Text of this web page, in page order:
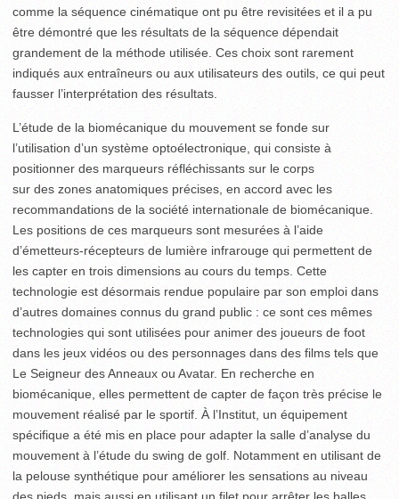
comme la séquence cinématique ont pu être revisitées et il a pu
être démontré que les résultats de la séquence dépendait
grandement de la méthode utilisée. Ces choix sont rarement
indiqués aux entraîneurs ou aux utilisateurs des outils, ce qui peut
fausser l’interprétation des résultats.
L’étude de la biomécanique du mouvement se fonde sur
l’utilisation d’un système optoélectronique, qui consiste à
positionner des marqueurs réfléchissants sur le corps
sur des zones anatomiques précises, en accord avec les
recommandations de la société internationale de biomécanique.
Les positions de ces marqueurs sont mesurées à l’aide
d’émetteurs-récepteurs de lumière infrarouge qui permettent de
les capter en trois dimensions au cours du temps. Cette
technologie est désormais rendue populaire par son emploi dans
d’autres domaines connus du grand public : ce sont ces mêmes
technologies qui sont utilisées pour animer des joueurs de foot
dans les jeux vidéos ou des personnages dans des films tels que
Le Seigneur des Anneaux ou Avatar. En recherche en
biomécanique, elles permettent de capter de façon très précise le
mouvement réalisé par le sportif. À l’Institut, un équipement
spécifique a été mis en place pour adapter la salle d’analyse du
mouvement à l’étude du swing de golf. Notamment en utilisant de
la pelouse synthétique pour améliorer les sensations au niveau